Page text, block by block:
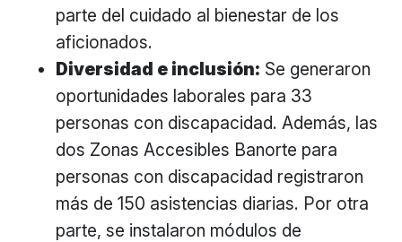
parte del cuidado al bienestar de los
aficionados.
Diversidad e inclusión: Se generaron
oportunidades laborales para 33
personas con discapacidad. Además, las
dos Zonas Accesibles Banorte para
personas con discapacidad registraron
más de 150 asistencias diarias. Por otra
parte, se instalaron módulos de